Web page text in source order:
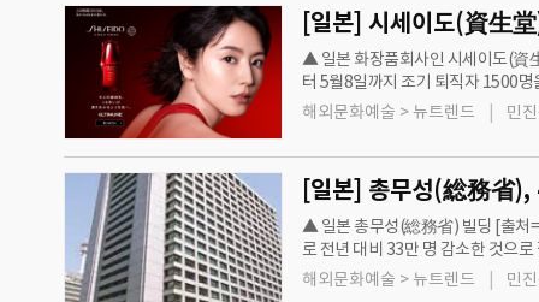
[일본] 시세이도(資生
▲ 일본 화장품회사인 시세이도(資
터 5월8일까지 조기 퇴직자 1500
엔으로 전년 대비 8.8% 감소했다.
해외문화예술 > 뉴트렌드 민
▲ 일본 총무성(総務省) 빌딩 [출처
로 전년 대비 33만 명 감소한 것으
1982년부터 43년 연속으로 감소
해외문화예술 > 뉴트렌드 민